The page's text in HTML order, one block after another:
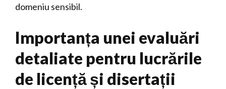
domeniu sensibil.
Importanța unei evaluări
detaliate pentru lucrările
de licență și disertații